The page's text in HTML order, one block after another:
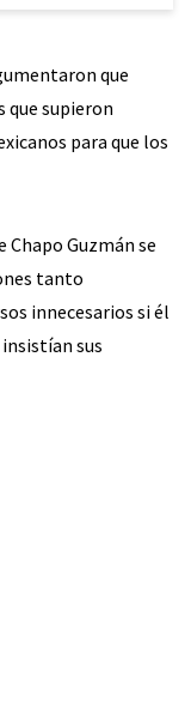
que
que supieron
para que los
Guzmán se
tanto
innecesarios si él
sus